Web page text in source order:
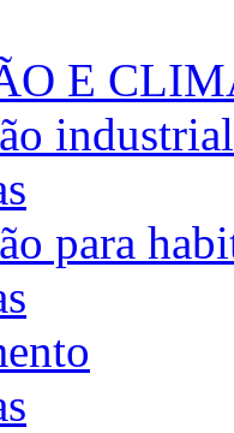
E
industrial
para